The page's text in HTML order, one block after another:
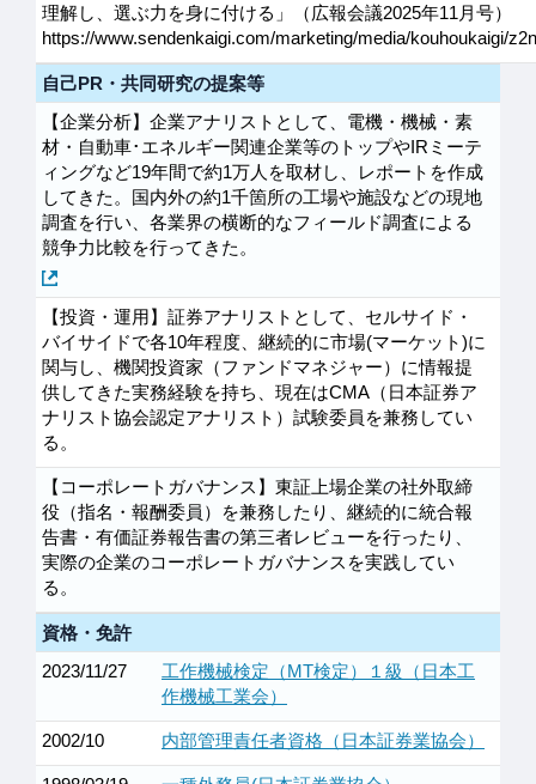
理解し、選ぶ力を身に付ける」（広報会議2025年11月号）
https://www.sendenkaigi.com/marketing/media/kouhoukaigi/
自己PR・共同研究の提案等
【企業分析】企業アナリストとして、電機・機械・素
材・自動車･エネルギー関連企業等のトップやIRミーテ
ィングなど19年間で約1万人を取材し、レポートを作成
してきた。国内外の約1千箇所の工場や施設などの現地
調査を行い、各業界の横断的なフィールド調査による
競争力比較を行ってきた。
【投資・運用】証券アナリストとして、セルサイド・
バイサイドで各10年程度、継続的に市場(マーケット)に
関与し、機関投資家（ファンドマネジャー）に情報提
供してきた実務経験を持ち、現在はCMA（日本証券ア
ナリスト協会認定アナリスト）試験委員を兼務してい
る。
【コーポレートガバナンス】東証上場企業の社外取締
役（指名・報酬委員）を兼務したり、継続的に統合報
告書・有価証券報告書の第三者レビューを行ったり、
実際の企業のコーポレートガバナンスを実践してい
る。
資格・免許
2023/11/27
工作機械検定（MT検定）１級（日本工
作機械工業会）
2002/10 内部管理責任者資格（日本証券業協会）